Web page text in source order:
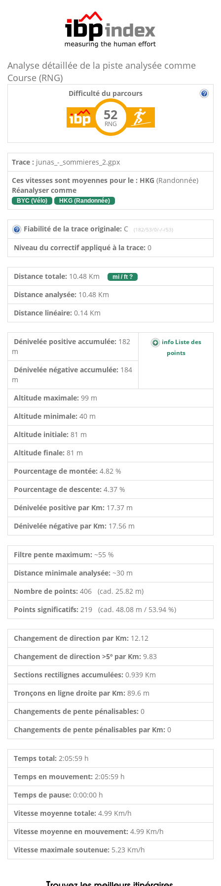
Analyse détaillée de la piste analysée comme
Course (RNG)
Difficulté du parcours
52
RNG
Trace : junas_-_sommieres_2.gpx
Ces vitesses sont moyennes pour le : HKG (Randonnée)
Réanalyser comme
BYC (Vélo) HKG (Randonnée)
Fiabilité de la trace originale: C (182/53/0/-/-/53)
Niveau du correctif appliqué à la trace: 0
Distance totale: 10.48 Km mi / ft ?
Distance analysée: 10.48 Km
Distance linéaire: 0.14 Km
Dénivelée positive accumulée: 182
m
info Liste des
points
Dénivelée négative accumulée: 184
m
Altitude maximale: 99 m
Altitude minimale: 40 m
Altitude initiale: 81 m
Altitude finale: 81 m
Pourcentage de montée: 4.82 %
Pourcentage de descente: 4.37 %
Dénivelée positive par Km: 17.37 m
Dénivelée négative par Km: 17.56 m
Filtre pente maximum: ~55 %
Distance minimale analysée: ~30 m
Nombre de points: 406 (cad. 25.82 m)
Points significatifs: 219 (cad. 48.08 m / 53.94 %)
Changement de direction par Km: 12.12
Changement de direction >5º par Km: 9.83
Sections rectilignes accumulées: 0.939 Km
Tronçons en ligne droite par Km: 89.6 m
Changements de pente pénalisables: 0
Changements de pente pénalisables par Km: 0
Temps total: 2:05:59 h
Temps en mouvement: 2:05:59 h
Temps de pause: 0:00:00 h
Vitesse moyenne totale: 4.99 Km/h
Vitesse moyenne en mouvement: 4.99 Km/h
Vitesse maximale soutenue: 5.23 Km/h